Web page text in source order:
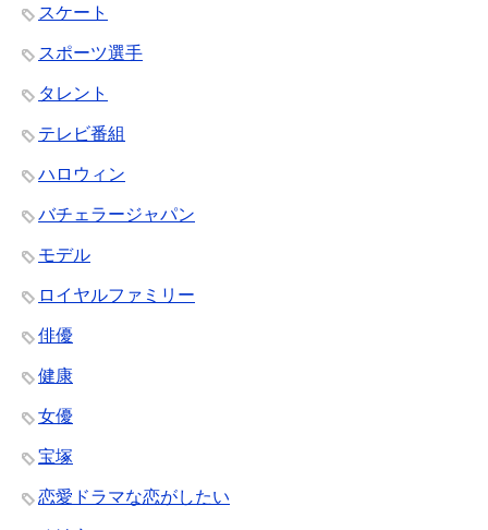
スケート
スポーツ選手
タレント
テレビ番組
ハロウィン
バチェラージャパン
モデル
ロイヤルファミリー
俳優
健康
女優
宝塚
恋愛ドラマな恋がしたい